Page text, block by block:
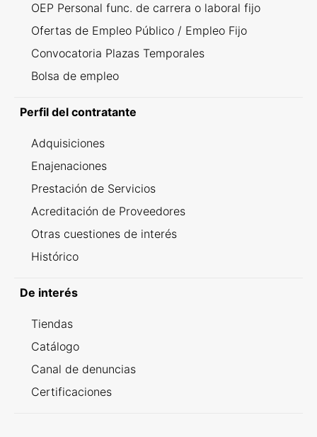
OEP Personal func. de carrera o laboral fijo
Ofertas de Empleo Público / Empleo Fijo
Convocatoria Plazas Temporales
Bolsa de empleo
Perfil del contratante
Adquisiciones
Enajenaciones
Prestación de Servicios
Acreditación de Proveedores
Otras cuestiones de interés
Histórico
De interés
Tiendas
Catálogo
Canal de denuncias
Certificaciones